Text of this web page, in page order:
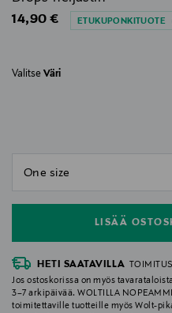
Original Price
14,90 € ETUKUPONKITUOTE
Valitse Väri
LISÄÄ
HETI SAATAVILLA
Jos ostoskorissa on myös
3–7 arkipäivää. WOLTILLA
toimitettaville tuotteille myös Wolt-